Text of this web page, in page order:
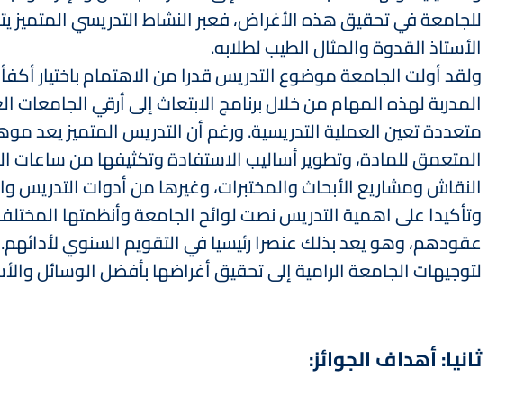
للجامعة في تحقيق هذه الأغراض، فعبر النشاط التدريسي
الأستاذ القدوة والمثال الطيب لطلابه.
ولقد أولت الجامعة موضوع التدريس قدرا من الاهتمام باختيار
المدربة لهذه المهام من خلال برنامج الابتعاث إلى أرقي
متعددة تعين العملية التدريسية. ورغم أن التدريس المتميز يعد
المتعمق للمادة، وتطوير أساليب الاستفادة وتكثيفها من ساعات
النقاش ومشاريع الأبحاث والمختبرات، وغيرها من أدوات التدريس
وتأكيدا على اهمية التدريس نصت لوائح الجامعة وأنظمتها
عقودهم، وهو يعد بذلك عنصرا رئيسيا في التقويم السنوي
لتوجيهات الجامعة الرامية إلى تحقيق أغراضها بأفضل الوسائل
ثانيا: أهداف الجوائز: